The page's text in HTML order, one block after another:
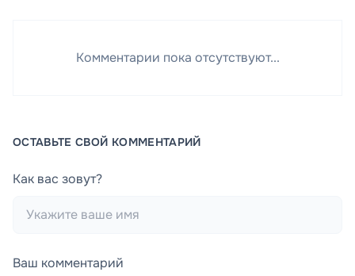
Комментарии пока отсутствуют...
ОСТАВЬТЕ СВОЙ КОММЕНТАРИЙ
Как вас зовут?
Ваш комментарий